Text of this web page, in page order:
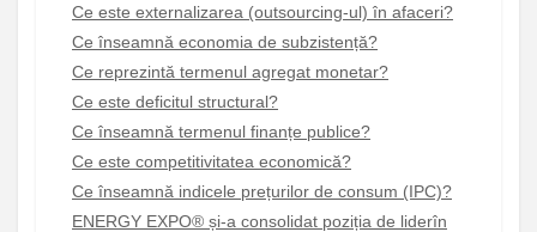
Ce este externalizarea (outsourcing-ul) în afaceri?
Ce înseamnă economia de subzistență?
Ce reprezintă termenul agregat monetar?
Ce este deficitul structural?
Ce înseamnă termenul finanțe publice?
Ce este competitivitatea economică?
Ce înseamnă indicele prețurilor de consum (IPC)?
ENERGY EXPO® și-a consolidat poziția de liderîn